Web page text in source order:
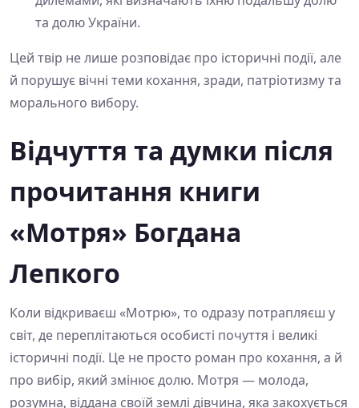
та долю України.
Цей твір не лише розповідає про історичні події, але
й порушує вічні теми кохання, зради, патріотизму та
морального вибору.
Відчуття та думки після
прочитання книги
«Мотря» Богдана
Лепкого
Коли відкриваєш «Мотрю», то одразу потрапляєш у
світ, де переплітаються особисті почуття і великі
історичні події. Це не просто роман про кохання, а й
про вибір, який змінює долю. Мотря — молода,
розумна, віддана своїй землі дівчина, яка закохується